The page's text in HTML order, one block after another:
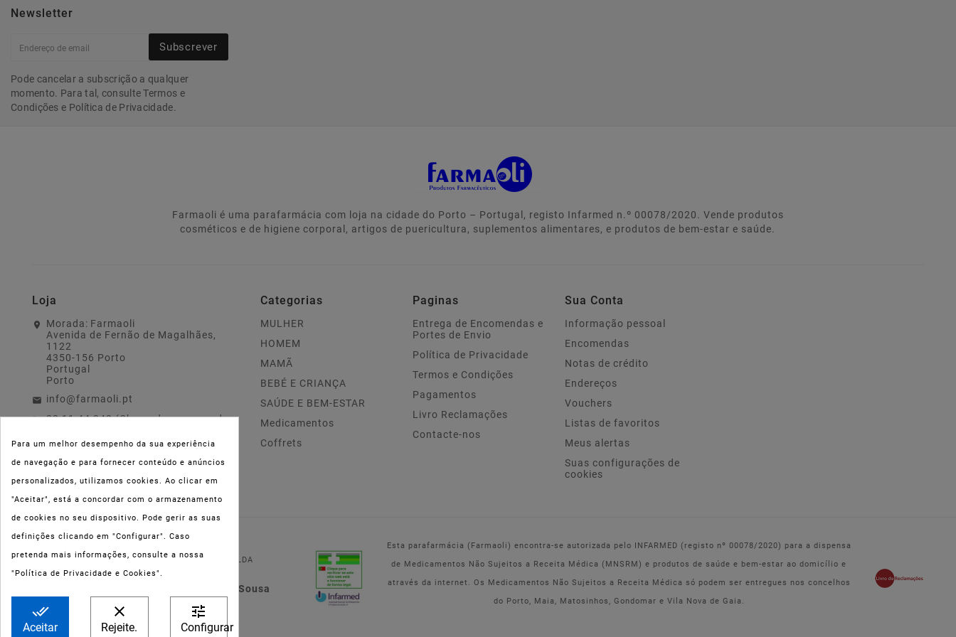
Newsletter
Subscrever
Pode cancelar a subscrição a qualquer
momento. Para tal, consulte Termos e
Condições e Política de Privacidade.
Farmaoli é uma parafarmácia com loja na cidade do Porto – Portugal, registo Infarmed n.º 00078/2020. Vende produtos
cosméticos e de higiene corporal, artigos de puericultura, suplementos alimentares, e produtos de bem-estar e saúde.
Loja
Morada: Farmaoli
Avenida de Fernão de Magalhães,
1122
4350-156 Porto
Portugal
Porto
info@farmaoli.pt
22 11 44 343 (Chamada para a rede
Categorias
MULHER
HOMEM
MAMÃ
BEBÉ E CRIANÇA
SAÚDE E BEM-ESTAR
Medicamentos
Coffrets
Paginas
Entrega de Encomendas e
Portes de Envio
Política de Privacidade
Termos e Condições
Pagamentos
Livro Reclamações
Contacte-nos
Sua Conta
Informação pessoal
Encomendas
Notas de crédito
Endereços
Vouchers
Listas de favoritos
Meus alertas
Suas configurações de
cookies
NIPC:515 801 216
FARMAOLI, Soc. Unip. LDA
Dir. Técnica: Lígia de Sousa
Teixeira
Esta parafarmácia (Farmaoli) encontra-se autorizada pelo INFARMED (registo nº 00078/2020) para a dispensa
de Medicamentos Não Sujeitos a Receita Médica (MNSRM) e produtos de saúde e bem-estar ao domicílio e
através da internet. Os Medicamentos Não Sujeitos a Receita Médica só podem ser entregues nos concelhos
do Porto, Maia, Matosinhos, Gondomar e Vila Nova de Gaia.
Para um melhor desempenho da sua experiência
de navegação e para fornecer conteúdo e anúncios
personalizados, utilizamos cookies. Ao clicar em
"Aceitar", está a concordar com o armazenamento
de cookies no seu dispositivo. Pode gerir as suas
definições clicando em "Configurar". Caso
pretenda mais informações, consulte a nossa
"Política de Privacidade e Cookies".
done_all
Aceitar
clear
Rejeite.
tune
Configurar